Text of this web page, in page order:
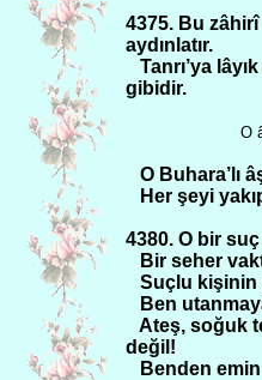
4375. Bu
aydınlatır.
Tanrı’ya
gibidir.
O
O Buhara’lı
Her şeyi
4380. O bir
Bir seher
Suçlu kişinin
Ben
Ateş, soğuk
değil!
Benden